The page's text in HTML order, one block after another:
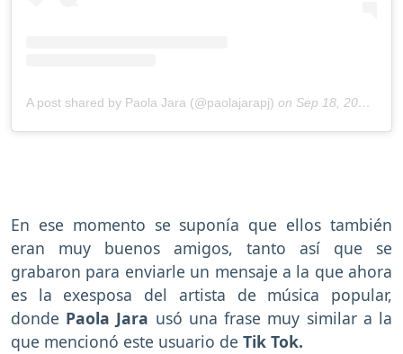
A post shared by Paola Jara (@paolajarapj) on Sep 18, 2020 at 8:36am PDT
En ese momento se suponía que ellos también
eran muy buenos amigos, tanto así que se
grabaron para enviarle un mensaje a la que ahora
es la exesposa del artista de música popular,
donde Paola Jara usó una frase muy similar a la
que mencionó este usuario de Tik Tok.